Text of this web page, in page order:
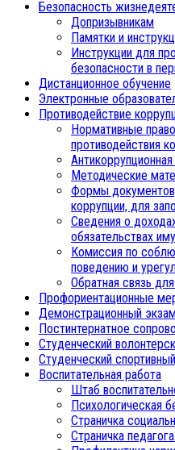
Безопасность
Допризывникам
Памятки и
Инструкции для
безопасности в
Дистанционное обучение
Электронные
Противодействие
Нормативные
противодействия
Методические
Формы
коррупции, для
Сведения о
обязательствах
Комиссия по
поведению и
Обратная связь
Профориентационные
Демонстрационный
Постинтернатное
Студенческий
Студенческий
Воспитательная работа
Штаб
Психологическая
Страничка
Страничка